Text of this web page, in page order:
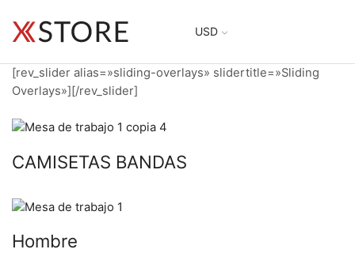
USD
[rev_slider alias=»sliding-overlays» slidertitle=»Sliding
Overlays»][/rev_slider]
CAMISETAS BANDAS
Hombre